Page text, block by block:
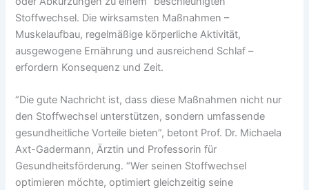
Stoffwechsel. Die wirksamsten Maßnahmen –
Muskelaufbau, regelmäßige körperliche Aktivität,
ausgewogene Ernährung und ausreichend Schlaf –
erfordern Konsequenz und Zeit.
“Die gute Nachricht ist, dass diese Maßnahmen nicht nur
den Stoffwechsel unterstützen, sondern umfassende
gesundheitliche Vorteile bieten”, betont Prof. Dr. Michaela
Axt-Gadermann, Ärztin und Professorin für
Gesundheitsförderung. “Wer seinen Stoffwechsel
optimieren möchte, optimiert gleichzeitig seine